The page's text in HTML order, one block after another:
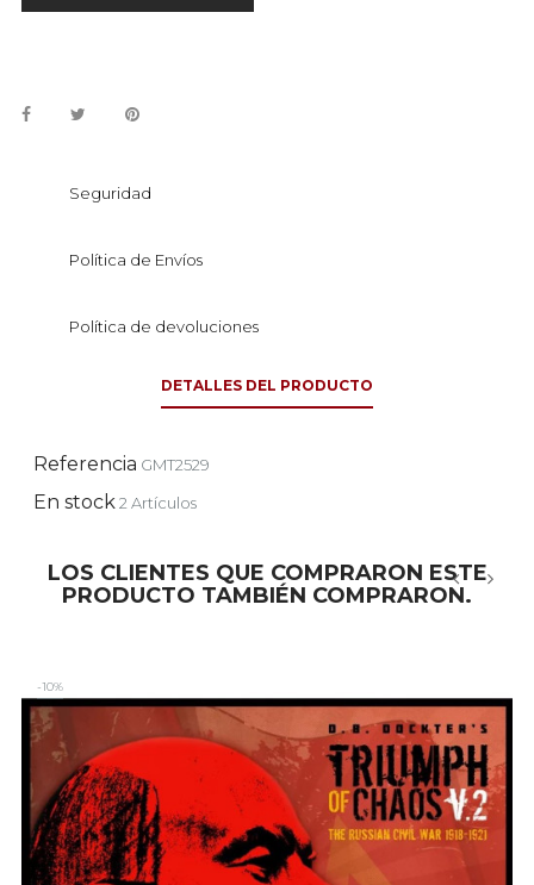
Seguridad
Política de Envíos
Política de devoluciones
DETALLES DEL PRODUCTO
Referencia GMT2529
En stock2 Artículos
LOS CLIENTES QUE COMPRARON ESTE
PRODUCTO TAMBIÉN COMPRARON.
-10%